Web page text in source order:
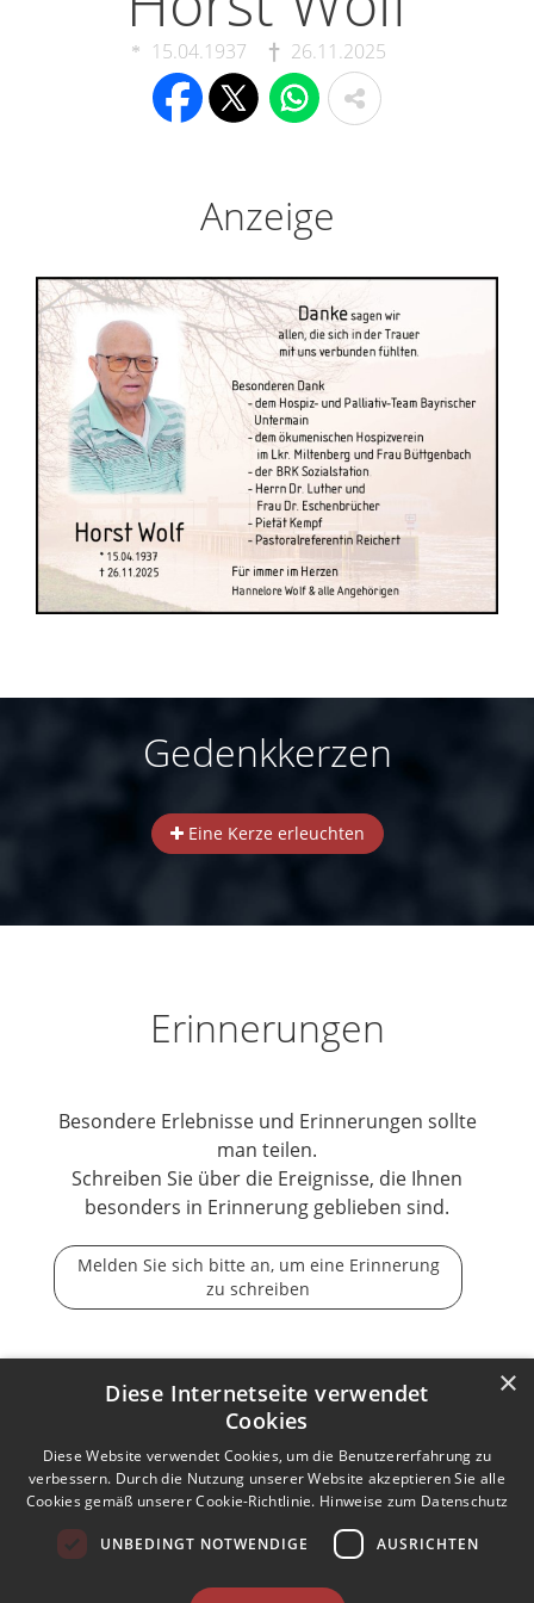
15.04.1937 26.11.2025
Anzeige
Gedenkkerzen
Eine Kerze erleuchten
Erinnerungen
Besondere Erlebnisse und Erinnerungen sollte
man teilen.
Schreiben Sie über die Ereignisse, die Ihnen
besonders in Erinnerung geblieben sind.
Melden Sie sich bitte an, um eine Erinnerung
zu schreiben
Der Tod ist nicht das Ende, nicht die Vergänglichkeit,
Kontakt zum Autor aufnehmen Missbrauch melden
Nutzungsbedingungen Datenschutz
×
Diese Internetseite verwendet
Cookies
Diese Website verwendet Cookies, um die Benutzererfahrung zu
verbessern. Durch die Nutzung unserer Website akzeptieren Sie alle
Cookies gemäß unserer Cookie-Richtlinie. Hinweise zum Datenschutz
UNBEDINGT NOTWENDIGE AUSRICHTEN